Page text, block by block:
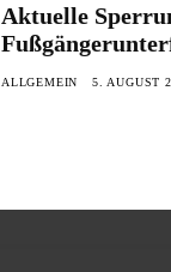
Aktuelle
ALLGEMEIN 5. AUGUST